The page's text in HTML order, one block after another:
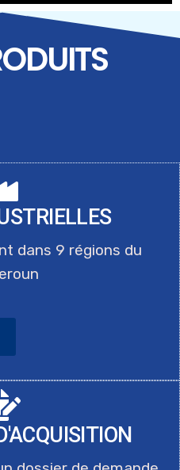
ATELIER MAGZI-
dans 9 régions du